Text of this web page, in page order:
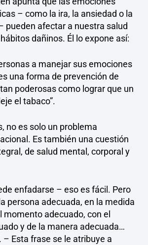
– como la ira, la ansiedad o la
pueden afectar a nuestra salud
dañinos. Él lo expone así:
a manejar sus emociones
una forma de prevención de
poderosas como lograr que un
el tabaco”.
no es solo un problema
Es también una cuestión
de salud mental, corporal y
enfadarse – eso es fácil. Pero
persona adecuada, en la medida
momento adecuado, con el
y de la manera adecuada…
– Esta frase se le atribuye a